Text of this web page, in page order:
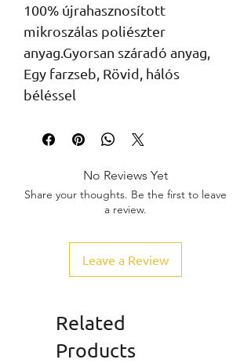
100% újrahasznosított
mikroszálas poliészter
anyag.Gyorsan száradó anyag,
Egy farzseb, Rövid, hálós
béléssel
No Reviews Yet
Share your thoughts. Be the first to leave
a review.
Leave a Review
Related
Products